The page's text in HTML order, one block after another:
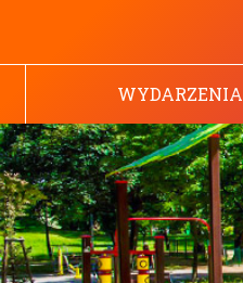
WYDARZENIA